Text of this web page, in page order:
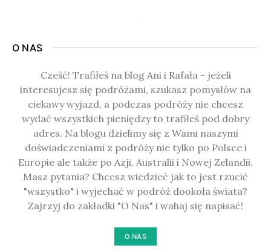
O NAS
Cześć! Trafiłeś na blog Ani i Rafała - jeżeli
interesujesz się podróżami, szukasz pomysłów na
ciekawy wyjazd, a podczas podróży nie chcesz
wydać wszystkich pieniędzy to trafiłeś pod dobry
adres. Na blogu dzielimy się z Wami naszymi
doświadczeniami z podróży nie tylko po Polsce i
Europie ale także po Azji, Australii i Nowej Zelandii.
Masz pytania? Chcesz wiedzieć jak to jest rzucić
"wszystko" i wyjechać w podróż dookoła świata?
Zajrzyj do zakładki "O Nas" i wahaj się napisać!
O NAS